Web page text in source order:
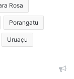
Rosa
Porangatu
Uruaçu